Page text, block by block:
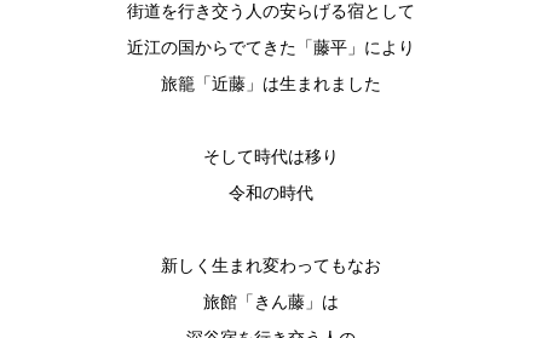
街道を行き交う人の安らげる宿として
近江の国からでてきた「藤平」により
旅籠「近藤」は生まれました
そして時代は移り
令和の時代
新しく生まれ変わってもなお
旅館「きん藤」は